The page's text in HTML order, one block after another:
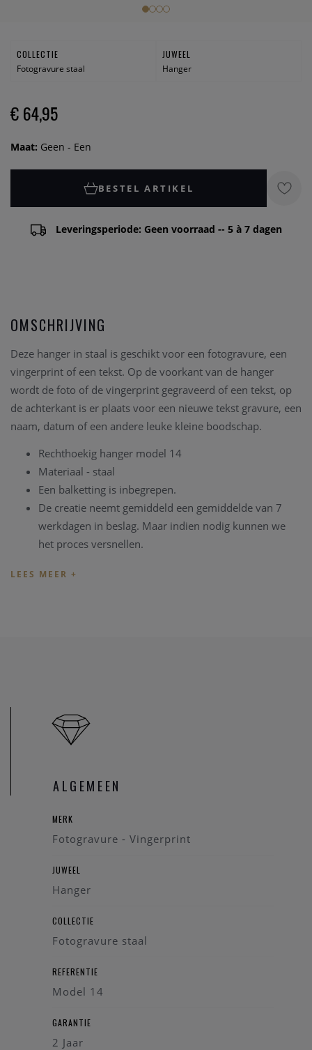
COLLECTIE
Fotogravure staal
JUWEEL
Hanger
€ 64,95
Maat: Geen - Een
BESTEL ARTIKEL
Leveringsperiode: Geen voorraad -- 5 à 7 dagen
OMSCHRIJVING
Deze hanger in staal is geschikt voor een fotogravure, een
vingerprint of een tekst. Op de voorkant van de hanger
wordt de foto of de vingerprint gegraveerd of een tekst, op
de achterkant is er plaats voor een nieuwe tekst gravure, een
naam, datum of een andere leuke kleine boodschap.
Rechthoekig hanger model 14
Materiaal - staal
Een balketting is inbegrepen.
De creatie neemt gemiddeld een gemiddelde van 7
werkdagen in beslag. Maar indien nodig kunnen we
het proces versnellen.
De foto en/of de teksten voor de gravure kan bezorgd
ALGEMEEN
MERK
Fotogravure - Vingerprint
JUWEEL
Hanger
COLLECTIE
Fotogravure staal
REFERENTIE
Model 14
GARANTIE
2 Jaar